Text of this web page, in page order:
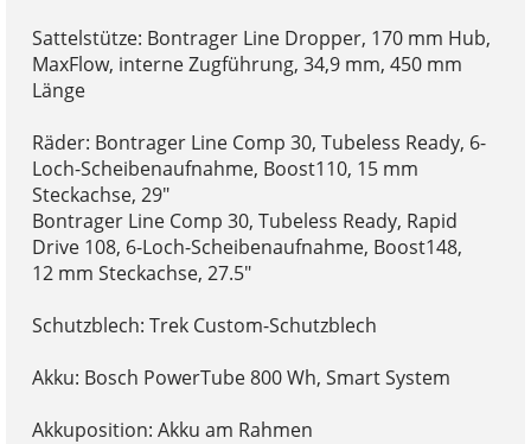
Sattelstütze: Bontrager Line Dropper, 170 mm Hub,
MaxFlow, interne Zugführung, 34,9 mm, 450 mm
Länge
Räder: Bontrager Line Comp 30, Tubeless Ready, 6-
Loch-Scheibenaufnahme, Boost110, 15 mm
Steckachse, 29"
Bontrager Line Comp 30, Tubeless Ready, Rapid
Drive 108, 6-Loch-Scheibenaufnahme, Boost148,
12 mm Steckachse, 27.5"
Schutzblech: Trek Custom-Schutzblech
Akku: Bosch PowerTube 800 Wh, Smart System
Akkuposition: Akku am Rahmen